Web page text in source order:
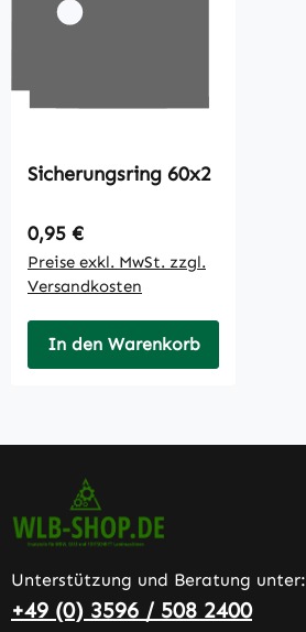
Sicherungsring 60x2
Regulärer Preis:
0,95 €
Preise exkl. MwSt. zzgl.
Versandkosten
In den Warenkorb
Unterstützung und Beratung unter:
+49 (0) 3596 / 508 2400